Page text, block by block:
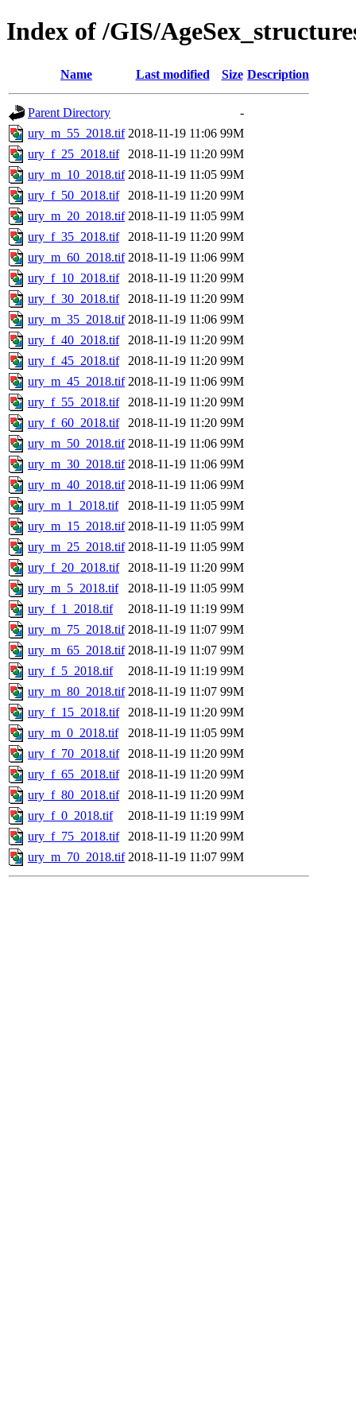
Index of /GIS/
Name Last modified Size Description
Parent Directory
-
ury_m_55_2018.tif 2018-11-19 11:06 99M
ury_f_25_2018.tif
2018-11-19 11:20 99M
ury_m_10_2018.tif 2018-11-19 11:05 99M
ury_f_50_2018.tif
2018-11-19 11:20 99M
ury_m_20_2018.tif 2018-11-19 11:05 99M
ury_f_35_2018.tif
2018-11-19 11:20 99M
ury_m_60_2018.tif 2018-11-19 11:06 99M
ury_f_10_2018.tif
2018-11-19 11:20 99M
ury_f_30_2018.tif
2018-11-19 11:20 99M
ury_m_35_2018.tif 2018-11-19 11:06 99M
ury_f_40_2018.tif
2018-11-19 11:20 99M
ury_f_45_2018.tif
2018-11-19 11:20 99M
ury_m_45_2018.tif 2018-11-19 11:06 99M
ury_f_55_2018.tif
2018-11-19 11:20 99M
ury_f_60_2018.tif
2018-11-19 11:20 99M
ury_m_50_2018.tif 2018-11-19 11:06 99M
ury_m_30_2018.tif 2018-11-19 11:06 99M
ury_m_40_2018.tif 2018-11-19 11:06 99M
ury_m_1_2018.tif
2018-11-19 11:05 99M
ury_m_15_2018.tif 2018-11-19 11:05 99M
ury_m_25_2018.tif 2018-11-19 11:05 99M
ury_f_20_2018.tif
2018-11-19 11:20 99M
ury_m_5_2018.tif
2018-11-19 11:05 99M
ury_f_1_2018.tif
2018-11-19 11:19 99M
ury_m_75_2018.tif 2018-11-19 11:07 99M
ury_m_65_2018.tif 2018-11-19 11:07 99M
ury_f_5_2018.tif
2018-11-19 11:19 99M
ury_m_80_2018.tif 2018-11-19 11:07 99M
ury_f_15_2018.tif
2018-11-19 11:20 99M
ury_m_0_2018.tif
2018-11-19 11:05 99M
ury_f_70_2018.tif
2018-11-19 11:20 99M
ury_f_65_2018.tif
2018-11-19 11:20 99M
ury_f_80_2018.tif
2018-11-19 11:20 99M
ury_f_0_2018.tif
2018-11-19 11:19 99M
ury_f_75_2018.tif
2018-11-19 11:20 99M
ury_m_70_2018.tif 2018-11-19 11:07 99M